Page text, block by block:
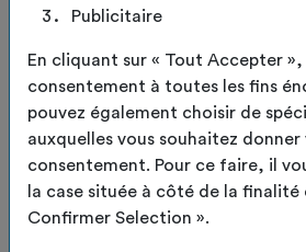
Publicitaire
En cliquant sur « Tout Accepter
consentement à toutes les fins
pouvez également choisir de
auxquelles vous souhaitez
consentement. Pour ce faire, il
la case située à côté de la finalité
Confirmer Selection ».
Panière Vert
taille M
Code de l'article : TDO-PANIERE-VERT